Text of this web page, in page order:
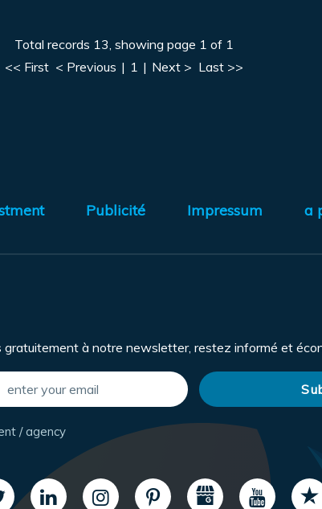
Total records 13, showing page 1 of 1
<< First < Previous | 1 | Next > Last >>
Publicité Impressum a
gratuitement à notre newsletter, restez informé et
/ agency